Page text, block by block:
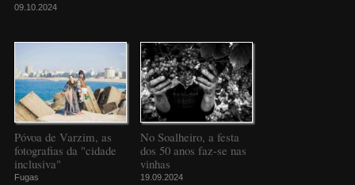
09.10.2024
Póvoa de Varzim, as
fotografias da "cidade
inclusiva"
Fugas
No Soalheiro, a festa
dos 50 anos faz-se nas
vinhas
19.09.2024